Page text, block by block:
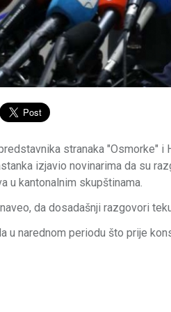
stranaka "Osmorke" i
izjavio novinarima da su
u kantonalnim skupštinama.
da dosadašnji razgovori
u narednom periodu što prije